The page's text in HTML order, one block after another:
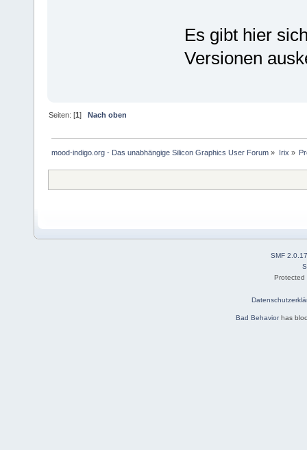
Es gibt hier
Versionen
Seiten: [1]Nach oben
mood-indigo.org - Das unabhängige Silicon Graphics User Forum » Irix »
SMF 2.0.17
Bad Behaviorhas